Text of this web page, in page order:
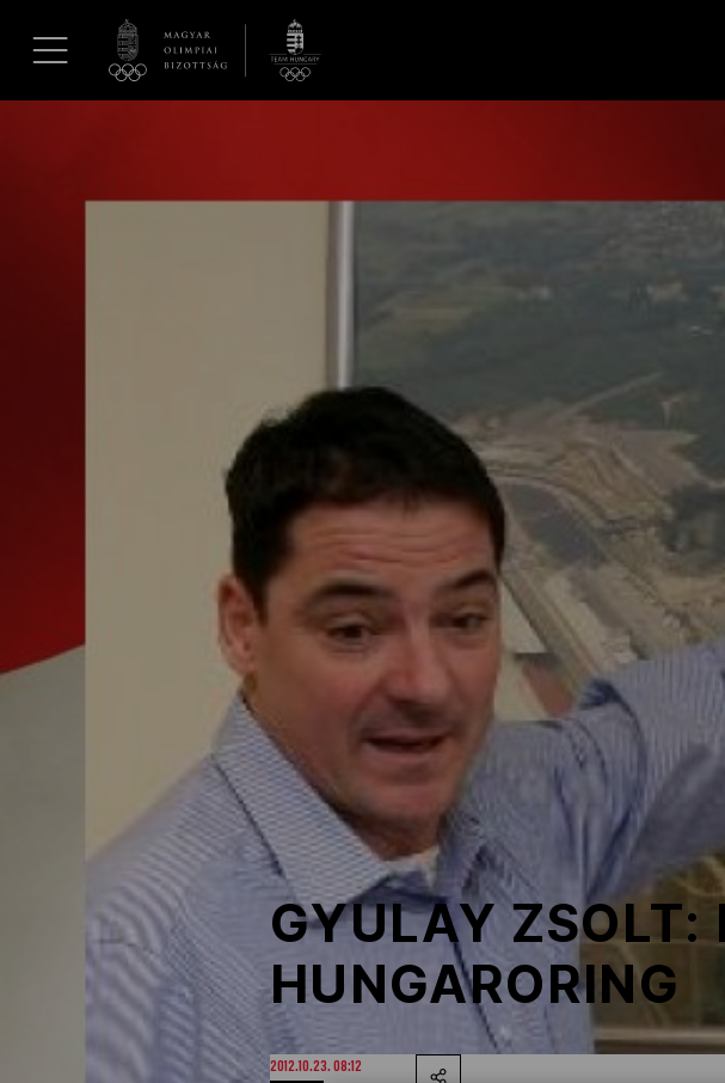
Los Angeles 2028
MOB
Kettőskarrier-program
NOB
Társszervezetek
Adatbank
GYULAY ZSOLT:
HUNGARORING
2012.10.23. 08:12